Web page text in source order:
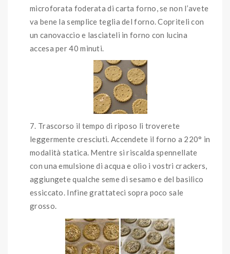
microforata foderata di carta forno, se non l’avete
va bene la semplice teglia del forno. Copriteli con
un canovaccio e lasciateli in forno con lucina
accesa per 40 minuti.
Trascorso il tempo di riposo li troverete
leggermente cresciuti. Accendete il forno a 220° in
modalità statica. Mentre si riscalda spennellate
con una emulsione di acqua e olio i vostri crackers,
aggiungete qualche seme di sesamo e del basilico
essiccato. Infine grattateci sopra poco sale
grosso.